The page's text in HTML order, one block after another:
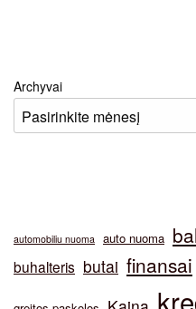
Archyvai
automobiliu nuoma auto nuoma
buhalteris butai finansai